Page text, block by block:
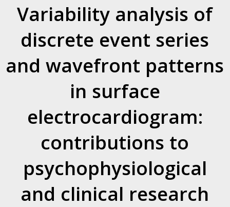
Variability analysis of
discrete event series
and wavefront patterns
in surface
electrocardiogram:
contributions to
psychophysiological
and clinical research